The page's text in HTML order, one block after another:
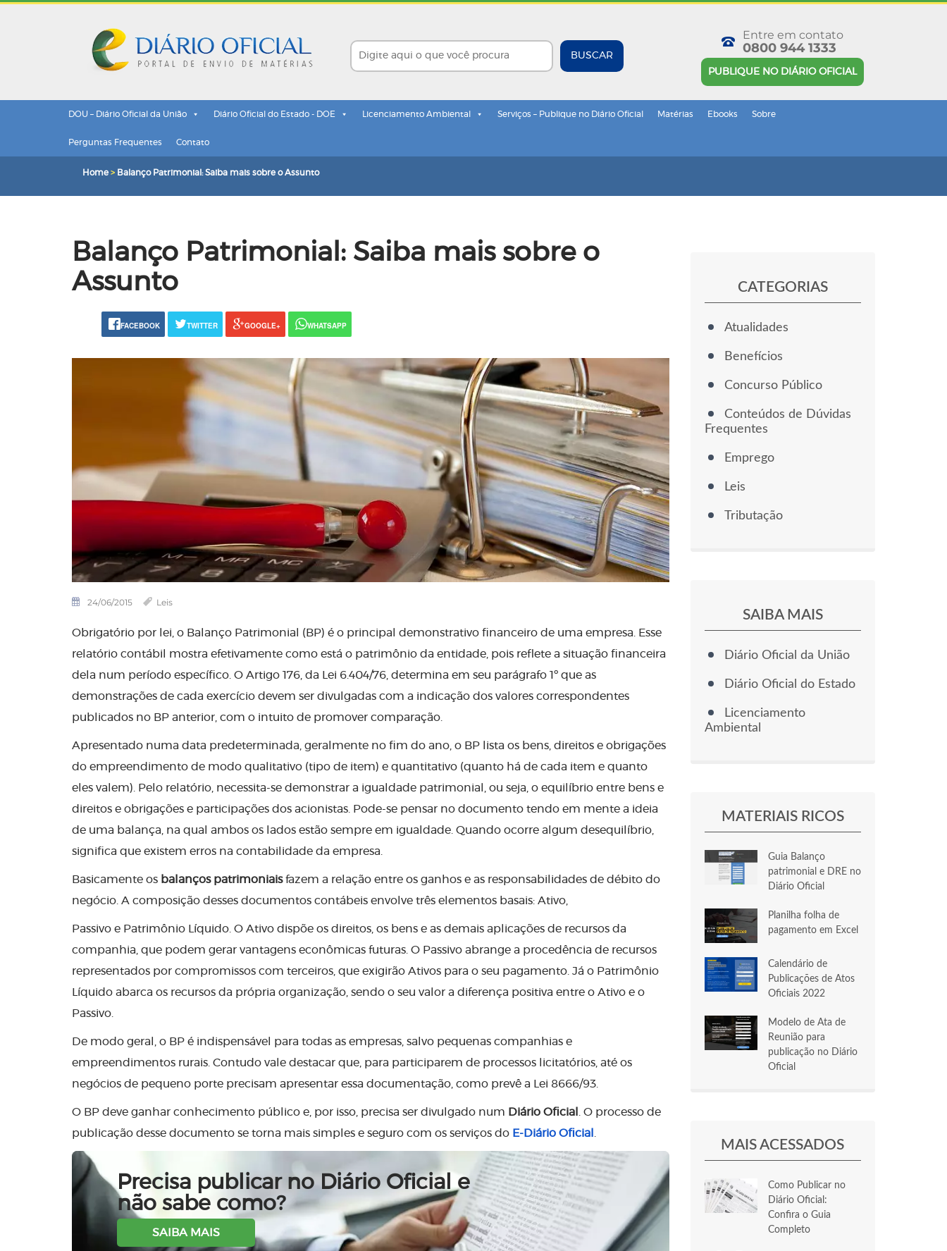
BUSCAR
Entre em contato
0800 944 1333
PUBLIQUE NO DIÁRIO OFICIAL
DOU – Diário Oficial da União Diário Oficial do Estado - DOE Licenciamento Ambiental Serviços – Publique no Diário Oficial Matérias Ebooks Sobre
Perguntas Frequentes Contato
Home > Balanço Patrimonial: Saiba mais sobre o Assunto
Balanço Patrimonial: Saiba mais sobre o
Assunto
FACEBOOK TWITTER GOOGLE+ WHATSAPP
24/06/2015 Leis
Obrigatório por lei, o Balanço Patrimonial (BP) é o principal demonstrativo financeiro de uma empresa. Esse
relatório contábil mostra efetivamente como está o patrimônio da entidade, pois reflete a situação financeira
dela num período específico. O Artigo 176, da Lei 6.404/76, determina em seu parágrafo 1º que as
demonstrações de cada exercício devem ser divulgadas com a indicação dos valores correspondentes
publicados no BP anterior, com o intuito de promover comparação.
Apresentado numa data predeterminada, geralmente no fim do ano, o BP lista os bens, direitos e obrigações
do empreendimento de modo qualitativo (tipo de item) e quantitativo (quanto há de cada item e quanto
eles valem). Pelo relatório, necessita-se demonstrar a igualdade patrimonial, ou seja, o equilíbrio entre bens e
direitos e obrigações e participações dos acionistas. Pode-se pensar no documento tendo em mente a ideia
de uma balança, na qual ambos os lados estão sempre em igualdade. Quando ocorre algum desequilíbrio,
significa que existem erros na contabilidade da empresa.
Basicamente os balanços patrimoniaisfazem a relação entre os ganhos e as responsabilidades de débito do
negócio. A composição desses documentos contábeis envolve três elementos basais: Ativo,
Passivo e Patrimônio Líquido. O Ativo dispõe os direitos, os bens e as demais aplicações de recursos da
companhia, que podem gerar vantagens econômicas futuras. O Passivo abrange a procedência de recursos
representados por compromissos com terceiros, que exigirão Ativos para o seu pagamento. Já o Patrimônio
Líquido abarca os recursos da própria organização, sendo o seu valor a diferença positiva entre o Ativo e o
Passivo.
De modo geral, o BP é indispensável para todas as empresas, salvo pequenas companhias e
empreendimentos rurais. Contudo vale destacar que, para participarem de processos licitatórios, até os
negócios de pequeno porte precisam apresentar essa documentação, como prevê a Lei 8666/93.
O BP deve ganhar conhecimento público e, por isso, precisa ser divulgado num Diário Oficial
. O processo de
publicação desse documento se torna mais simples e seguro com os serviços do E-Diário Oficial
Precisa publicar no Diário Oficial e
não sabe como?
SAIBA MAIS
CATEGORIAS
Atualidades
Benefícios
Concurso Público
Conteúdos de Dúvidas
Frequentes
Emprego
Leis
Tributação
SAIBA MAIS
Diário Oficial da União
Diário Oficial do Estado
Licenciamento
Ambiental
MATERIAIS RICOS
Guia Balanço
patrimonial e DRE no
Diário Oficial
Planilha folha de
pagamento em Excel
Calendário de
Publicações de Atos
Oficiais 2022
Modelo de Ata de
Reunião para
publicação no Diário
Oficial
MAIS ACESSADOS
Como Publicar no
Diário Oficial:
Confira o Guia
Completo